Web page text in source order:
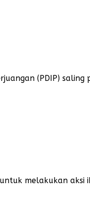
(PDIP)
melakukan aksi